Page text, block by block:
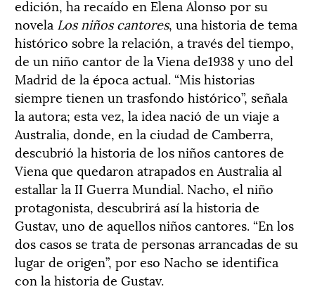
edición, ha recaído en Elena Alonso por su
novela Los niños cantores, una historia de tema
histórico sobre la relación, a través del tiempo,
de un niño cantor de la Viena de1938 y uno del
Madrid de la época actual. “Mis historias
siempre tienen un trasfondo histórico”, señala
la autora; esta vez, la idea nació de un viaje a
Australia, donde, en la ciudad de Camberra,
descubrió la historia de los niños cantores de
Viena que quedaron atrapados en Australia al
estallar la II Guerra Mundial. Nacho, el niño
protagonista, descubrirá así la historia de
Gustav, uno de aquellos niños cantores. “En los
dos casos se trata de personas arrancadas de su
lugar de origen”, por eso Nacho se identifica
con la historia de Gustav.